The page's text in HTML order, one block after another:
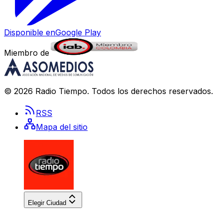
Disponible enGoogle Play
Miembro de
© 2026 Radio Tiempo. Todos los derechos reservados.
RSS
Mapa del sitio
Elegir Ciudad